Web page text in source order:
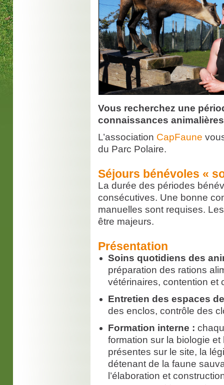
Des
des
Vous recherchez une
connaissances
L’association CapFaune
du Parc Polaire.
Séjours bénévoles «
La durée des périodes
consécutives. Une bonne
manuelles sont requises.
être majeurs.
Présentation
Soins quotidiens des
préparation des rations
vétérinaires, contention
Entretien des espaces
des enclos, contrôle des
Formation interne :
formation sur la biologie
présentes sur le site, la
détenant de la faune
l’élaboration et